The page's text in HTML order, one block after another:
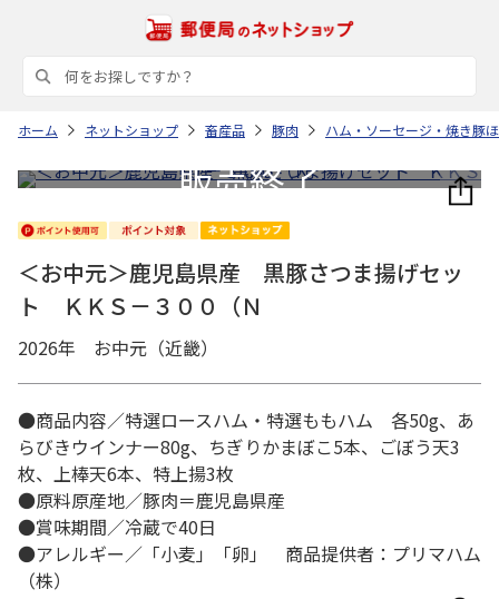
ホーム ネットショップ 畜産品 豚肉 ハム・ソーセージ・焼き豚
＜お中元＞鹿児島県産 黒豚さつま揚げセッ
ト ＫＫＳ－３００（Ｎ
2026年 お中元（近畿）
●商品内容／特選ロースハム・特選ももハム 各50g、あ
らびきウインナー80g、ちぎりかまぼこ5本、ごぼう天3
枚、上棒天6本、特上揚3枚
●原料原産地／豚肉＝鹿児島県産
●賞味期間／冷蔵で40日
●アレルギー／「小麦」「卵」 商品提供者：プリマハム
（株）